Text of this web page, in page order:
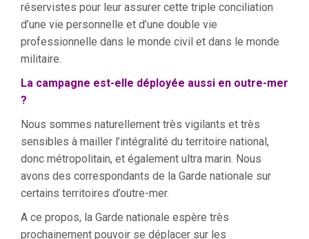
réservistes pour leur assurer cette triple conciliation
d’une vie personnelle et d’une double vie
professionnelle dans le monde civil et dans le monde
militaire.
La campagne est-elle déployée aussi en outre-mer
?
Nous sommes naturellement très vigilants et très
sensibles à mailler l’intégralité du territoire national,
donc métropolitain, et également ultra marin. Nous
avons des correspondants de la Garde nationale sur
certains territoires d’outre-mer.
A ce propos, la Garde nationale espère très
prochainement pouvoir se déplacer sur les